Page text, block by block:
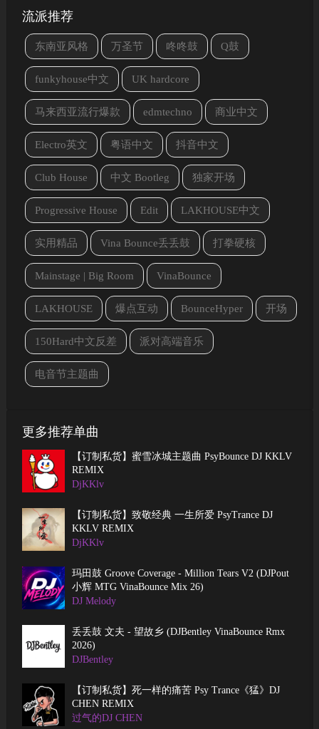
流派推荐
东南亚风格 万圣节 咚咚鼓 Q鼓
funkyhouse中文 UK hardcore
马来西亚流行爆款 edmtechno 商业中文
Electro英文 粤语中文 抖音中文
Club House 中文 Bootleg 独家开场
Progressive House Edit LAKHOUSE中文
实用精品 Vina Bounce丢丢鼓 打拳硬核
Mainstage | Big Room VinaBounce
LAKHOUSE 爆点互动 BounceHyper 开场
150Hard中文反差 派对高端音乐
电音节主题曲
更多推荐单曲
【订制私货】蜜雪冰城主题曲 PsyBounce DJ KKLV
REMIX
DjKKlv
【订制私货】致敬经典 一生所爱 PsyTrance DJ
KKLV REMIX
DjKKlv
玛田鼓 Groove Coverage - Million Tears V2 (DJPout
小辉 MTG VinaBounce Mix 26)
DJ Melody
丢丢鼓 文夫 - 望故乡 (DJBentley VinaBounce Rmx
2026)
DJBentley
【订制私货】死一样的痛苦 Psy Trance《猛》DJ
CHEN REMIX
过气的DJ CHEN